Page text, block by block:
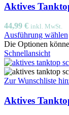
Aktives
44,99 € inkl. MwSt.
Ausführung wählen
Die Optionen
Schnellansicht
Zur Wunschliste
Aktives